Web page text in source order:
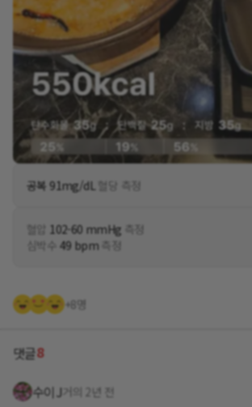
공복 91mg/dL 혈당 측정
혈압 102-60 mmHg 측정
심박수 49 bpm측정
+8명
댓글8
수이J 거의 2년 전